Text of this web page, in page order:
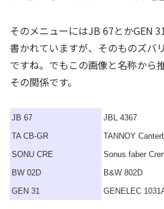
そのメニューにはJB 67とかGEN
書かれていますが、そのものズバ
ですね。でもこの画像と名称から
その関係です。
JB 67
JBL 4367
TA CB-GR
TANNOY
SONU CRE
Sonus faber
BW 02D
B&W 802D
GEN 31
GENELEC